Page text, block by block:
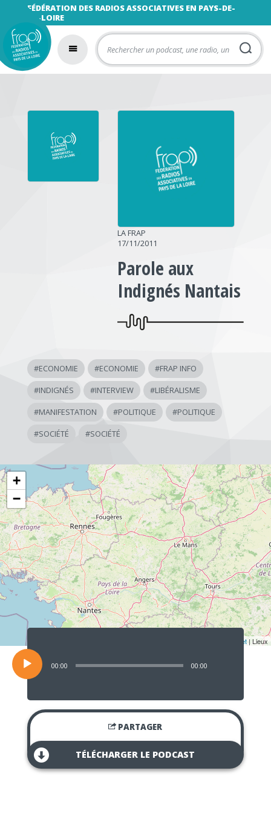
FÉDÉRATION DES RADIOS ASSOCIATIVES EN PAYS-DE-
LA-LOIRE
LA FRAP
17/11/2011
Parole aux
Indignés Nantais
#ECONOMIE #ECONOMIE #FRAP INFO
#INDIGNÉS #INTERVIEW #LIBÉRALISME
#MANIFESTATION #POLITIQUE #POLITIQUE
#SOCIÉTÉ #SOCIÉTÉ
+
−
Leaflet | Lieux
Lecteur
audio
00:00 00:00
PARTAGER
TÉLÉCHARGER LE PODCAST